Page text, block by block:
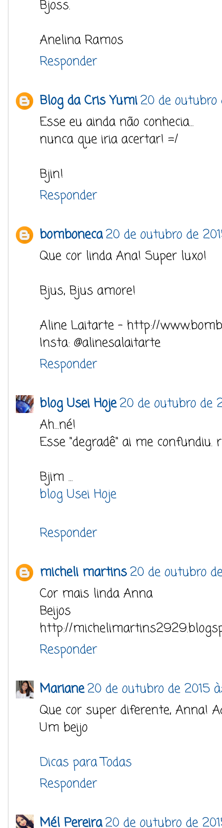
Bjoss.
Anelina Ramos
Responder
Blog da Cris Yumi20 de outubro
Esse eu ainda não conhecia...
nunca que iria acertar! =/
Bjin!
Responder
bomboneca20 de outubro de
Que cor linda Ana! Super luxo!
Bjus, Bjus amore!
Aline Laitarte - http://
Insta: @alinesalaitarte
Responder
blog Usei Hoje20 de outubro de
Ah...né!
Esse "degradê" ai me confundiu.
Bjim ...
blog Usei Hoje
Responder
micheli martins20 de outubro
Cor mais linda Anna
Beijos
http://
Responder
Mariane20 de outubro de 2015
Que cor super diferente, Anna!
Um beijo
Dicas para Todas
Responder
Mél Pereira20 de outubro de